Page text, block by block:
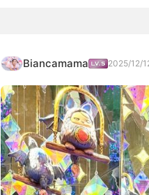
Biancamama 2025/12/